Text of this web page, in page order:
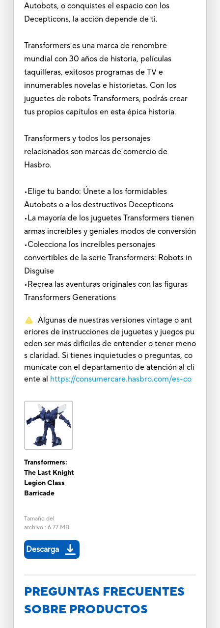
Autobots, o conquistes el espacio con los
Decepticons, la acción depende de ti.
Transformers es una marca de renombre
mundial con 30 años de historia, películas
taquilleras, exitosos programas de TV e
innumerables novelas e historietas. Con los
juguetes de robots Transformers, podrás crear
tus propios capítulos en esta épica historia.
Transformers y todos los personajes
relacionados son marcas de comercio de
Hasbro.
•Elige tu bando: Únete a los formidables
Autobots o a los destructivos Decepticons
•La mayoría de los juguetes Transformers tienen
armas increíbles y geniales modos de conversión
•Colecciona los increíbles personajes
convertibles de la serie Transformers: Robots in
Disguise
•Recrea las aventuras originales con las figuras
Transformers Generations
Algunas de nuestras versiones vintage o ant
eriores de instrucciones de juguetes y juegos pu
eden ser más difíciles de entender o tener meno
s claridad. Si tienes inquietudes o preguntas, co
munícate con el departamento de atención al cli
ente al https://consumercare.hasbro.com/es-co
Transformers:
The Last Knight
Legion Class
Barricade
Tamaño del
archivo: 6.77 MB
Descarga
PREGUNTAS FRECUENTES
SOBRE PRODUCTOS